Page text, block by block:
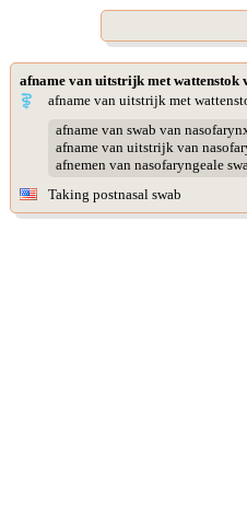
afname van uitstrijk met
afname van uitstrijk met
afname van swab van
afname van uitstrijk van
afnemen van nasofaryngeale
Taking postnasal swab